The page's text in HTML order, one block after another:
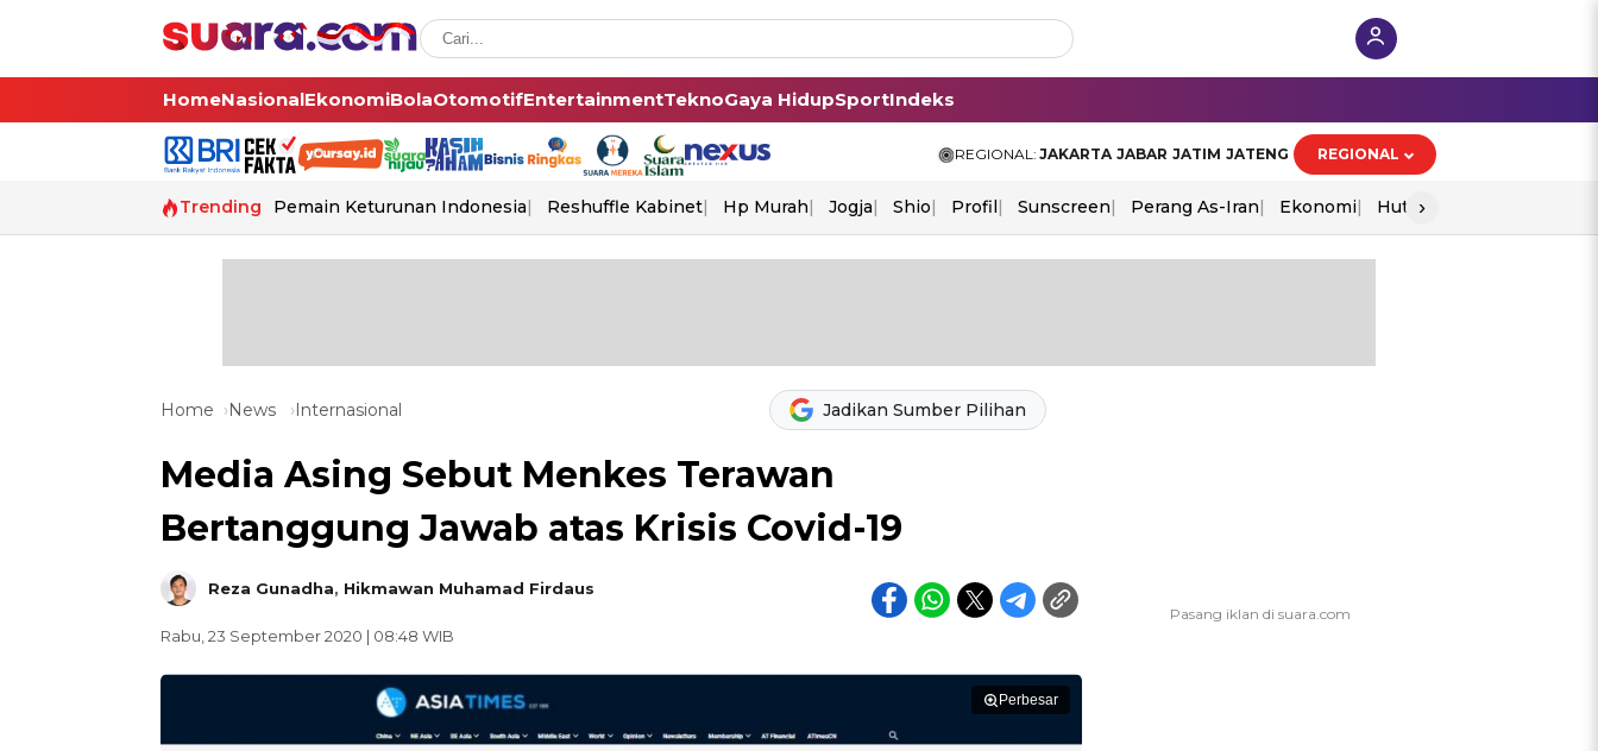
HomeNasionalEkonomiBolaOtomotifEntertainmentTeknoGaya HidupSportIndeks
REGIONAL: JAKARTA JABAR JATIM JATENG REGIONAL
Trending Pemain Keturunan Indonesia Reshuffle Kabinet Hp Murah Jogja Shio Profil Sunscreen Perang As-Iran Ekonomi Hut Ri
›
Home News Internasional Jadikan Sumber Pilihan
Media Asing Sebut Menkes Terawan
Bertanggung Jawab atas Krisis Covid-19
Reza Gunadha, Hikmawan Muhamad Firdaus
Rabu, 23 September 2020 | 08:48 WIB
Perbesar